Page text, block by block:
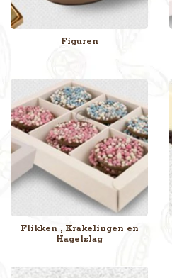
Figuren
Flikken , Krakelingen en
Hagelslag